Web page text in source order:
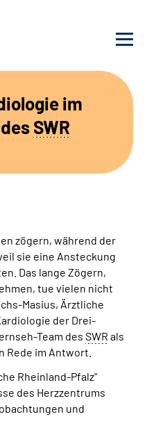
im
SWR
zögern, während der
sie eine Ansteckung
Das lange Zögern,
tue vielen nicht
Masius, Ärztliche
der Drei-
Team des SWR als
im Antwort.
Rheinland-Pfalz"
des Herzzentrums
und